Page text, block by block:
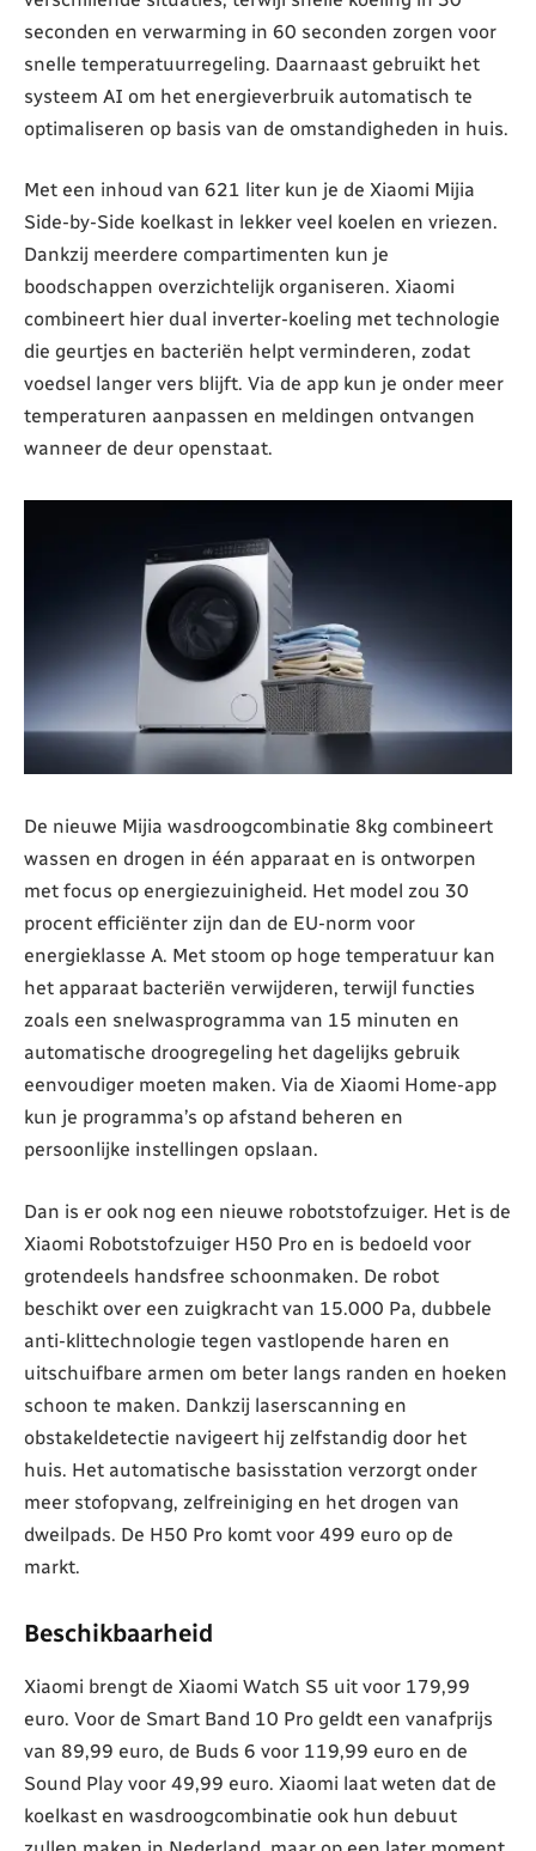
seconden en verwarming in 60 seconden zorgen voor
snelle temperatuurregeling. Daarnaast gebruikt het
systeem AI om het energieverbruik automatisch te
optimaliseren op basis van de omstandigheden in huis.
Met een inhoud van 621 liter kun je de Xiaomi Mijia
Side-by-Side koelkast in lekker veel koelen en vriezen.
Dankzij meerdere compartimenten kun je
boodschappen overzichtelijk organiseren. Xiaomi
combineert hier dual inverter-koeling met technologie
die geurtjes en bacteriën helpt verminderen, zodat
voedsel langer vers blijft. Via de app kun je onder meer
temperaturen aanpassen en meldingen ontvangen
wanneer de deur openstaat.
De nieuwe Mijia wasdroogcombinatie 8kg combineert
wassen en drogen in één apparaat en is ontworpen
met focus op energiezuinigheid. Het model zou 30
procent efficiënter zijn dan de EU-norm voor
energieklasse A. Met stoom op hoge temperatuur kan
het apparaat bacteriën verwijderen, terwijl functies
zoals een snelwasprogramma van 15 minuten en
automatische droogregeling het dagelijks gebruik
eenvoudiger moeten maken. Via de Xiaomi Home-app
kun je programma’s op afstand beheren en
persoonlijke instellingen opslaan.
Dan is er ook nog een nieuwe robotstofzuiger. Het is de
Xiaomi Robotstofzuiger H50 Pro en is bedoeld voor
grotendeels handsfree schoonmaken. De robot
beschikt over een zuigkracht van 15.000 Pa, dubbele
anti-klittechnologie tegen vastlopende haren en
uitschuifbare armen om beter langs randen en hoeken
schoon te maken. Dankzij laserscanning en
obstakeldetectie navigeert hij zelfstandig door het
huis. Het automatische basisstation verzorgt onder
meer stofopvang, zelfreiniging en het drogen van
dweilpads. De H50 Pro komt voor 499 euro op de
markt.
Beschikbaarheid
Xiaomi brengt de Xiaomi Watch S5 uit voor 179,99
euro. Voor de Smart Band 10 Pro geldt een vanafprijs
van 89,99 euro, de Buds 6 voor 119,99 euro en de
Sound Play voor 49,99 euro. Xiaomi laat weten dat de
koelkast en wasdroogcombinatie ook hun debuut